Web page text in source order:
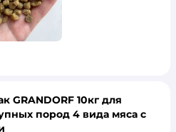
GRANDORF 10кг для
пород 4 вида мяса с